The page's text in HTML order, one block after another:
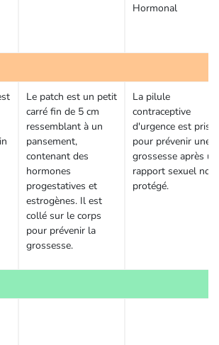
Le patch est un petit
carré fin de 5 cm
ressemblant à un
pansement,
contenant des
hormones
progestatives et
estrogènes. Il est
collé sur le corps
pour prévenir la
grossesse.
Hormonal
La pilule
contraceptive
d'urgence est prise
pour prévenir une
grossesse après un
rapport sexuel non
protégé.